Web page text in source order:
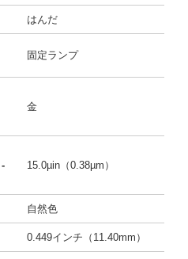
はんだ
固定ランプ
金
15.0µin（0.38µm）
自然色
0.449インチ（11.40mm）